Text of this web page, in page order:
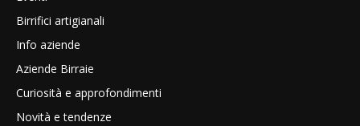
Birrifici artigianali
Info aziende
Aziende Birraie
Curiosità e approfondimenti
Novità e tendenze